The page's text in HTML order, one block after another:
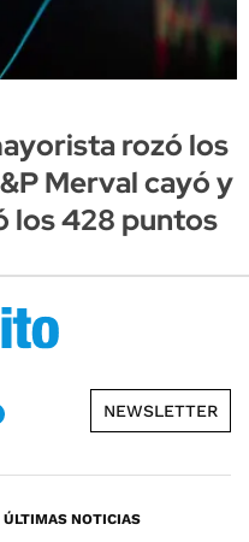
rozó los
Merval cayó y
los 428 puntos
NEWSLETTER
ÚLTIMAS NOTICIAS